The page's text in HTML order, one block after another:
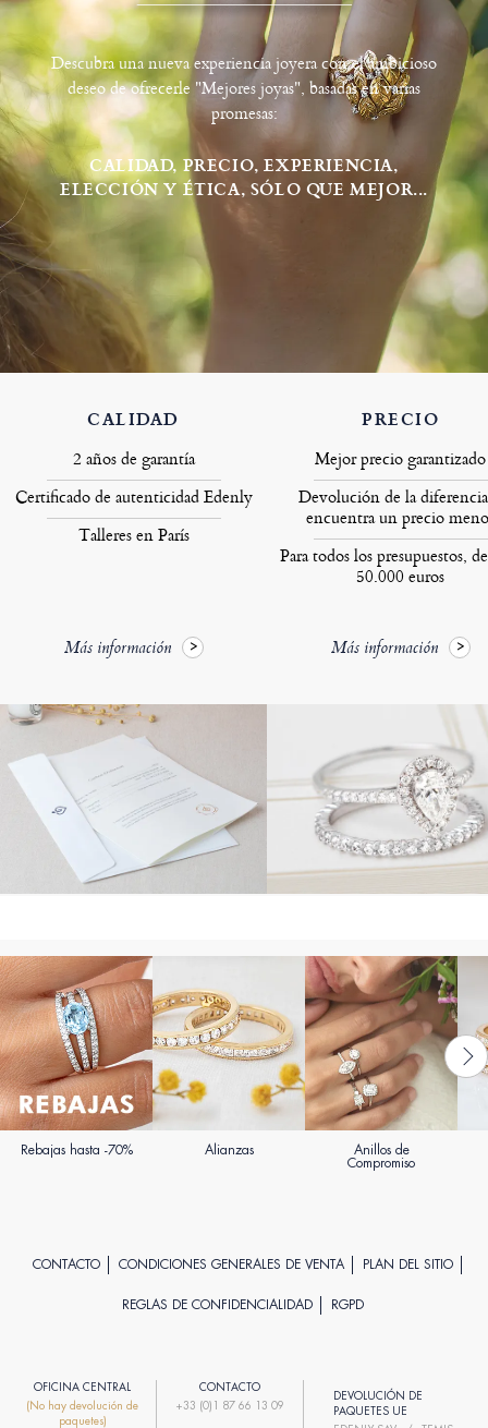
Descubra una nueva experiencia joyera con el ambicioso
deseo de ofrecerle "Mejores joyas", basadas en varias
promesas:
CALIDAD, PRECIO, EXPERIENCIA,
ELECCIÓN Y ÉTICA, SÓLO QUE MEJOR...
CALIDAD
2 años de garantía
Certificado de autenticidad Edenly
Talleres en París
Más información
PRECIO
Mejor precio garantizado
Devolución de la
encuentra un precio
Para todos los presupuestos,
50.000 euros
Más información
Rebajas hasta -70% Alianzas Anillos de
Compromiso
CONTACTO CONDICIONES GENERALES DE VENTA PLAN DEL SITIO
REGLAS DE CONFIDENCIALIDAD RGPD
OFICINA CENTRAL
(No hay devolución de
paquetes)
CONTACTO
+33 (0)1 87 66 13 09
DEVOLUCIÓN DE
PAQUETES UE